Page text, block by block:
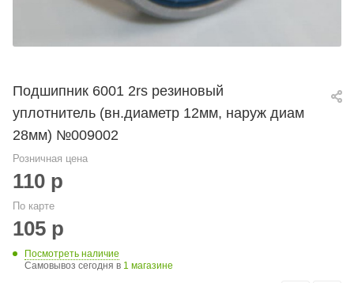
Подшипник 6001 2rs резиновый
уплотнитель (вн.диаметр 12мм, наруж диам
28мм) №009002
Розничная цена
110 р
По карте
105 р
Посмотреть наличие
Самовывоз сегодня в 1 магазине